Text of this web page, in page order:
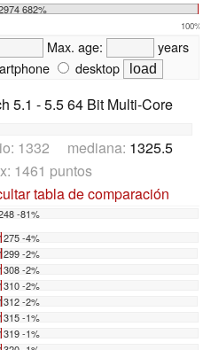
682%
100%
Max. age:
years
desktop
5.1 - 5.5 64 Bit Multi-Core
1332 mediana: 1325.5
1461 puntos
tabla de comparación
-81%
-4%
-2%
-2%
-2%
-2%
-1%
-1%